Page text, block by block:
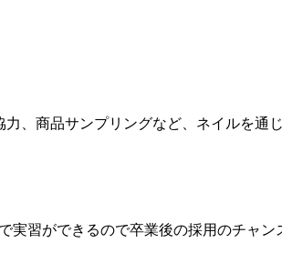
、商品サンプリングなど、ネイルを通
習ができるので卒業後の採用のチャン